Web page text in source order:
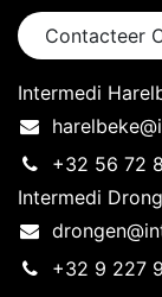
Contacteer
Intermedi
+32 56 72
Intermedi
+32 9 227